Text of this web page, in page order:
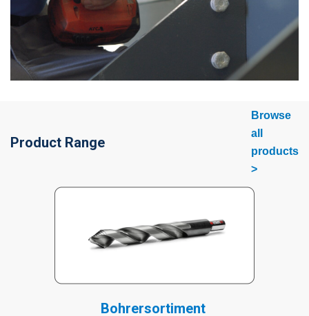
Product Range
Browse
all
products
>
Bohrersortiment